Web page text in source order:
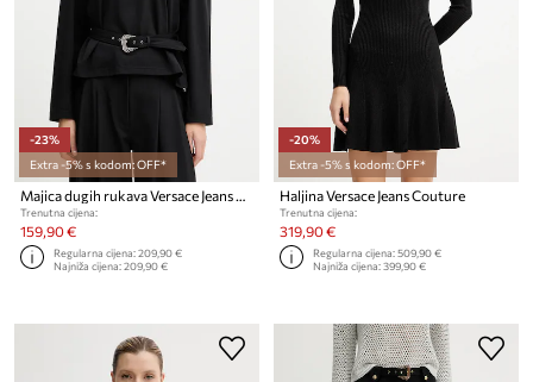
-23%
Extra -5% s kodom: OFF*
Majica dugih rukava Versace Jeans Couture
Trenutna cijena:
159,90 €
Regularna cijena:209,90 €
Najniža cijena:209,90 €
-20%
Extra -5% s kodom: OFF*
Haljina Versace Jeans Couture
Trenutna cijena:
319,90 €
Regularna cijena:509,90 €
Najniža cijena:399,90 €